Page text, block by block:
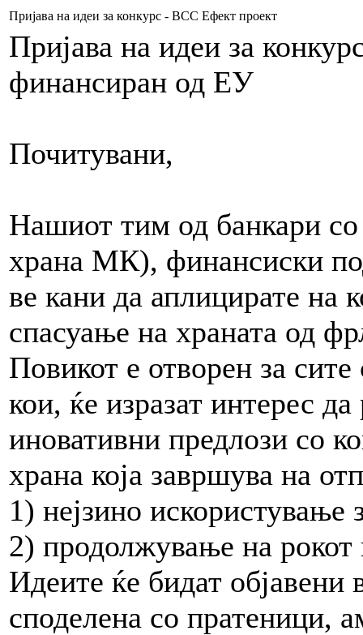
Пријава на идеи за конкурс - ВСС Ефект проект
Пријава на идеи за
финансиран од ЕУ
Почитувани,
Нашиот тим од банкари
храна МК), финансиски
ве кани да аплицирате на
спасуање на храната од
Повикот е отворен за
кои, ќе изразат интерес
иновативни предлози со
храна која завршува на
1) нејзино искористување
2) продолжување на
Идеите ќе бидат објавени
споделена со пратеници,